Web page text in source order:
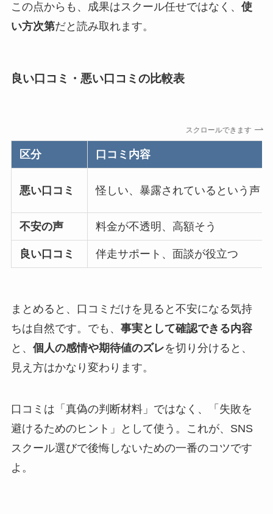
この点からも、成果はスクール任せではなく、 使
い方次第だと読み取れます。
良い口コミ・悪い口コミの比較表
スクロールできます
区分 口コミ内容
悪い口コミ 怪しい、暴露されているという声
不安の声 料金が不透明、高額そう
良い口コミ 伴走サポート、面談が役立つ
まとめると、口コミだけを見ると不安になる気持
ちは自然です。でも、 事実として確認できる内容
と、 個人の感情や期待値のズレを切り分けると、
見え方はかなり変わります。
口コミは「真偽の判断材料」ではなく、「失敗を
避けるためのヒント」として使う。これが、SNS
スクール選びで後悔しないための一番のコツです
よ。